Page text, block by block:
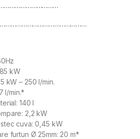
…………………………………………
kW
kW – 250 l/min.
l/min.*
140 l
2,2 kW
cuva: 0,45 kW
furtun Ø 25mm: 20 m*